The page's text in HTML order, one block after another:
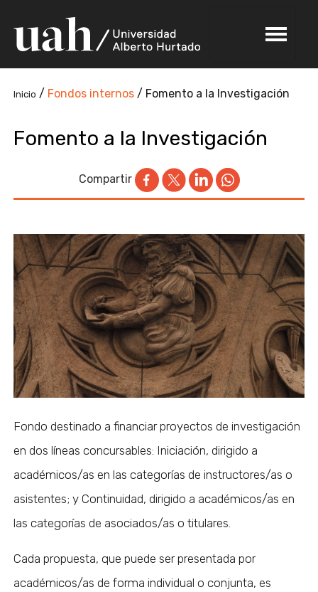
Inicio / Fondos internos / Fomento a la Investigación
Fomento a la Investigación
Compartir
Fondo destinado a financiar proyectos de investigación
en dos líneas concursables: Iniciación, dirigido a
académicos/as en las categorías de instructores/as o
asistentes; y Continuidad, dirigido a académicos/as en
las categorías de asociados/as o titulares.
Cada propuesta, que puede ser presentada por
académicos/as de forma individual o conjunta, es